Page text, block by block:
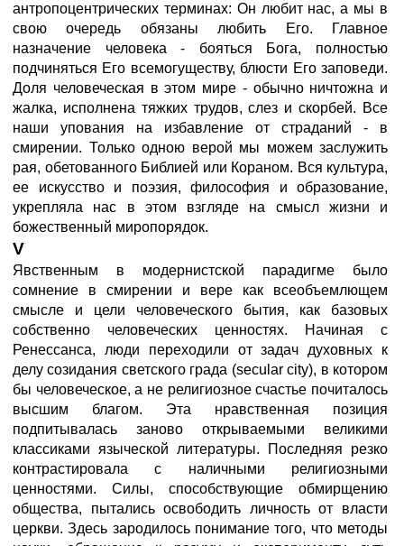
антропоцентрических терминах: Он любит нас, а мы в
свою очередь обязаны любить Его. Главное
назначение человека - бояться Бога, полностью
подчиняться Его всемогуществу, блюсти Его заповеди.
Доля человеческая в этом мире - обычно ничтожна и
жалка, исполнена тяжких трудов, слез и скорбей. Все
наши упования на избавление от страданий - в
смирении. Только одною верой мы можем заслужить
рая, обетованного Библией или Кораном. Вся культура,
ее искусство и поэзия, философия и образование,
укрепляла нас в этом взгляде на смысл жизни и
божественный миропорядок.
V
Явственным в модернистской парадигме было
сомнение в смирении и вере как всеобъемлющем
смысле и цели человеческого бытия, как базовых
собственно человеческих ценностях. Начиная с
Ренессанса, люди переходили от задач духовных к
делу созидания светского града (secular city), в котором
бы человеческое, а не религиозное счастье почиталось
высшим благом. Эта нравственная позиция
подпитывалась заново открываемыми великими
классиками языческой литературы. Последняя резко
контрастировала с наличными религиозными
ценностями. Силы, способствующие обмирщению
общества, пытались освободить личность от власти
церкви. Здесь зародилось понимание того, что методы